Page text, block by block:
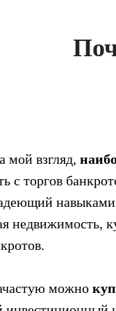
мой взгляд,
с торгов
недвижимость,
можно